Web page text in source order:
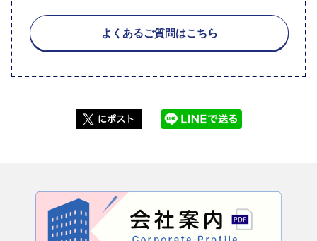
よくあるご質問はこちら